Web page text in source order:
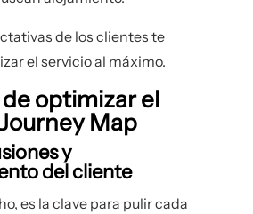
de los clientes te
el servicio al máximo.
optimizar el
Map
y
del cliente
es la clave para pulir cada